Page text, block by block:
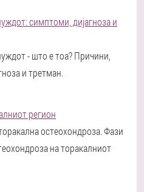
симптоми, дијагноза и
- што е тоа? Причини,
и третман.
регион
остеохондроза. Фази
на торакалниот